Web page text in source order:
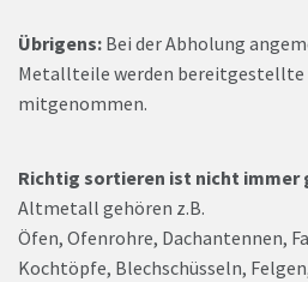
Übrigens: Bei der Abholung
Metallteile werden
mitgenommen.
Richtig sortieren ist nicht immer
Altmetall gehören z.B.
Öfen, Ofenrohre, Dachantennen,
Kochtöpfe, Blechschüsseln,